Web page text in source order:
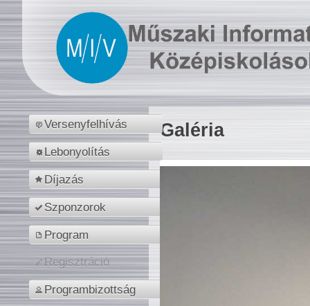
Versenyfelhívás
Lebonyolítás
Díjazás
Szponzorok
Program
Regisztráció
Programbizottság
Galéria